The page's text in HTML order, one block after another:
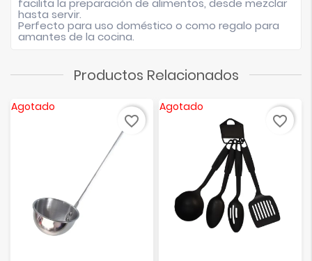
facilita la preparación de alimentos, desde mezclar
hasta servir.
Perfecto para uso doméstico o como regalo para
amantes de la cocina.
Productos Relacionados
Agotado
favorite_border
Agotado
favorite_border